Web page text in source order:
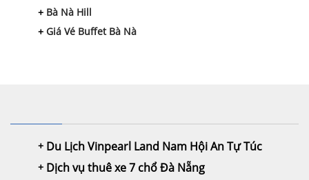
Bà Nà Hill
Giá Vé Buffet Bà Nà
Du Lịch Vinpearl Land Nam Hội An Tự Túc
Dịch vụ thuê xe 7 chổ Đà Nẵng